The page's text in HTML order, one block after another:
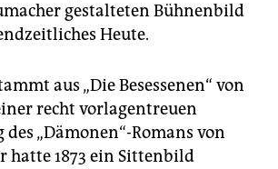
gestalteten Bühnenbild
Heute.
aus „Die Besessenen“ von
recht vorlagentreuen
„Dämonen“-Romans von
hatte 1873 ein Sittenbild